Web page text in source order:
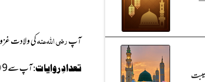
آپرضی اللہ عنہکی ولادت غزوۂ
تعدادِ روایات:آپ سے9 احادیث مروی ہیں۔